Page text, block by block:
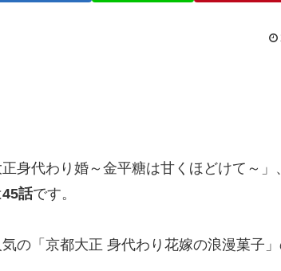
身代わり婚～金平糖は甘くほどけて～」
45話です。
の「京都大正 身代わり花嫁の浪漫菓子